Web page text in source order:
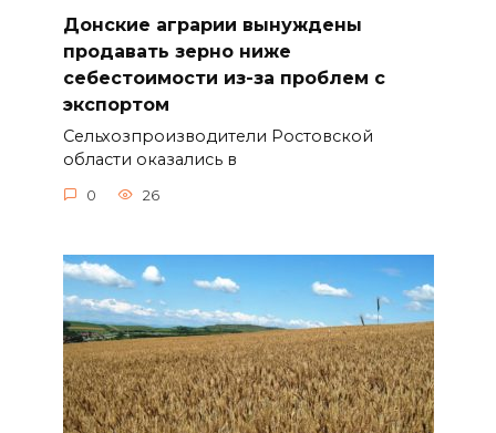
Донские аграрии вынуждены
продавать зерно ниже
себестоимости из-за проблем с
экспортом
Сельхозпроизводители Ростовской
области оказались в
0 26